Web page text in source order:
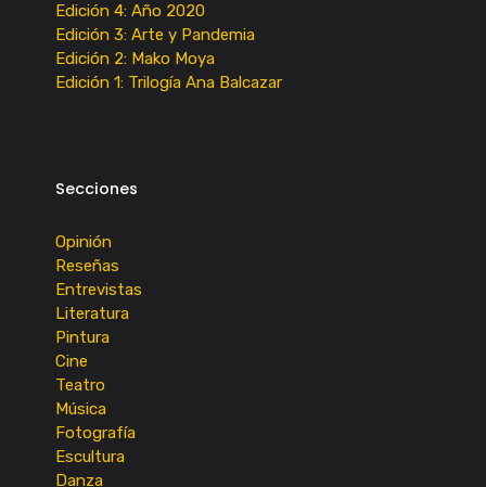
Edición 4: Año 2020
Edición 3: Arte y Pandemia
Edición 2: Mako Moya
Edición 1: Trilogía Ana Balcazar
Secciones
Opinión
Reseñas
Entrevistas
Literatura
Pintura
Cine
Teatro
Música
Fotografía
Escultura
Danza